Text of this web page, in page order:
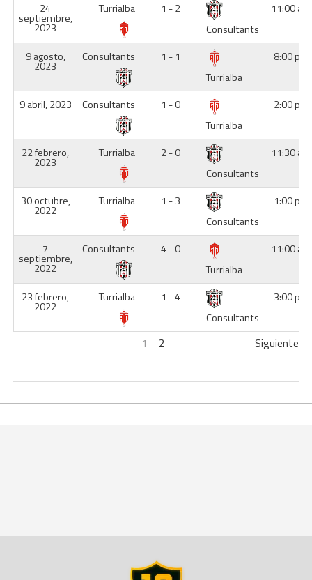
24
septiembre,
2023
Turrialba
1 - 2
Consultants
11:00 am
9 agosto,
2023
Consultants
1 - 1
Turrialba
8:00 pm
9 abril, 2023 Consultants
1 - 0
Turrialba
2:00 pm
22 febrero,
2023
Turrialba
2 - 0
Consultants
11:30 am
30 octubre,
2022
Turrialba
1 - 3
Consultants
1:00 pm
7
septiembre,
2022
Consultants
4 - 0
Turrialba
11:00 am
23 febrero,
2022
Turrialba
1 - 4
Consultants
3:00 pm
1 2 Siguiente